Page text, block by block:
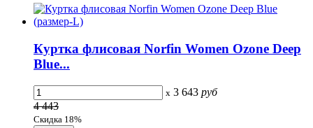
Куртка флисовая Norfin Women Ozone Deep
Blue...
x 3 643 руб
4 443
Скидка 18%